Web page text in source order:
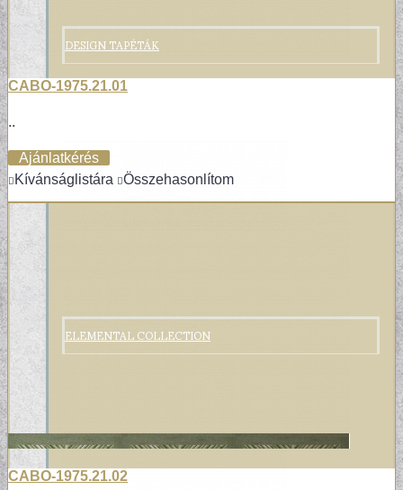
DESIGN TAPÉTÁK
ELEMENTAL COLLECTION
CABO-1975.21.01
..
Ajánlatkérés
Kívánságlistára
Összehasonlítom
CABO-1975.21.02